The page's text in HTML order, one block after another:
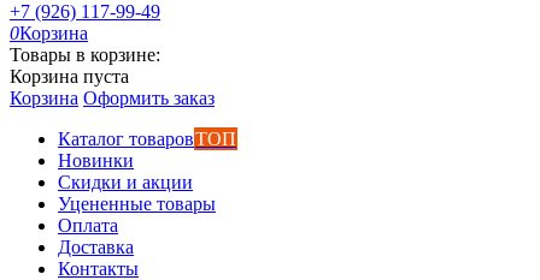
+7 (926) 117-99-49
0Корзина
Товары в корзине:
Корзина пуста
Корзина Оформить заказ
Каталог товаровТОП
Новинки
Скидки и акции
Уцененные товары
Оплата
Доставка
Контакты